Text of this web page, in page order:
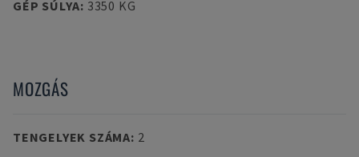
GÉP SÚLYA: 3350 KG
MOZGÁS
TENGELYEK SZÁMA: 2